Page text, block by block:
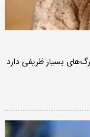
بسیار ظریفی دارد